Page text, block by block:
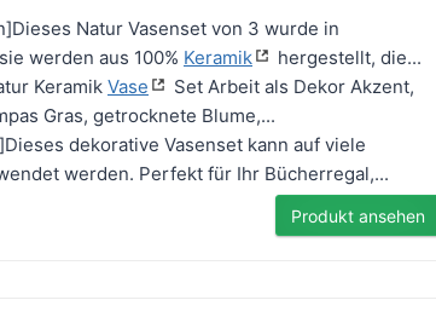
Natur Vasenset von 3 wurde in
werden aus 100% Keramik
hergestellt, die...
Keramik Vase
Set Arbeit als Dekor Akzent,
Gras, getrocknete Blume,...
dekorative Vasenset kann auf viele
werden. Perfekt für Ihr Bücherregal,...
Produkt ansehen